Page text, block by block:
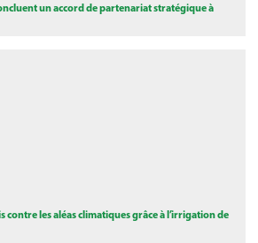
un accord de partenariat stratégique à
contre les aléas climatiques grâce à l’irrigation de